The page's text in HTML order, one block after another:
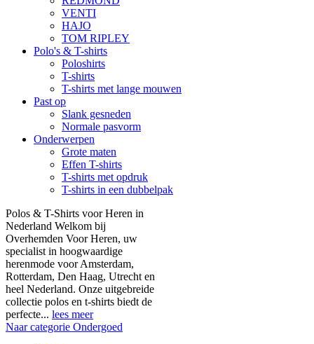
VENTI
HAJO
TOM RIPLEY
Polo's & T-shirts
Poloshirts
T-shirts
T-shirts met lange mouwen
Past op
Slank gesneden
Normale pasvorm
Onderwerpen
Grote maten
Effen T-shirts
T-shirts met opdruk
T-shirts in een dubbelpak
Polos & T-Shirts voor Heren in
Nederland Welkom bij
Overhemden Voor Heren, uw
specialist in hoogwaardige
herenmode voor Amsterdam,
Rotterdam, Den Haag, Utrecht en
heel Nederland. Onze uitgebreide
collectie polos en t-shirts biedt de
perfecte... lees meer
Naar categorie Ondergoed